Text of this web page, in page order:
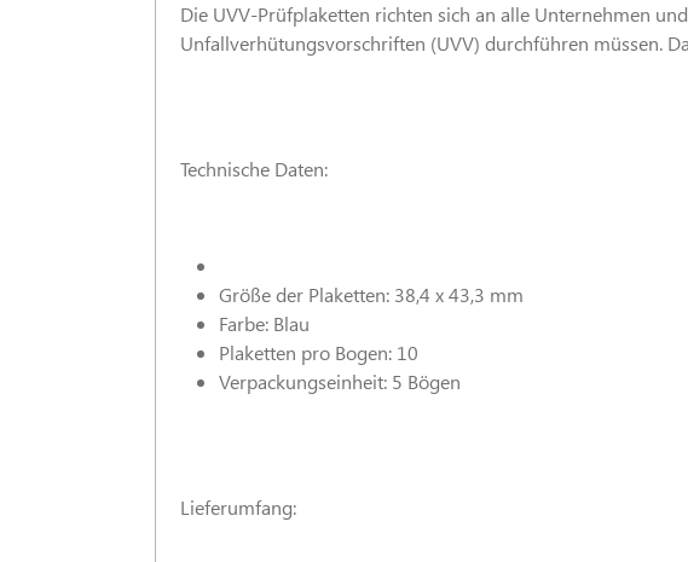
Die UVV-Prüfplaketten richten sich an alle Unternehmen
Unfallverhütungsvorschriften (UVV) durchführen müssen.
Technische Daten:
Größe der Plaketten: 38,4 x 43,3 mm
Farbe: Blau
Plaketten pro Bogen: 10
Verpackungseinheit: 5 Bögen
Lieferumfang: